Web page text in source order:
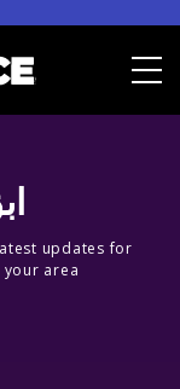
Dream
Big
updates for
area.